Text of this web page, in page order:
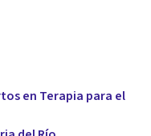
en Terapia para el